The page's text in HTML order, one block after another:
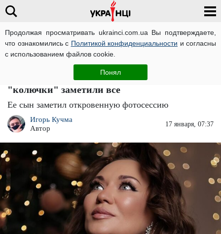
Продолжая просматривать ukrainci.com.ua Вы подтверждаете,
что ознакомились с Политикой конфиденциальности и согласны
с использованием файлов cookie.
Понял
Жена нардепа Анна Саливанчук в "голом"
белье выставила свою пятую точку: ее
"колючки" заметили все
Ее сын заметил откровенную фотосессию
Игорь Кучма
Автор
17 января, 07:37